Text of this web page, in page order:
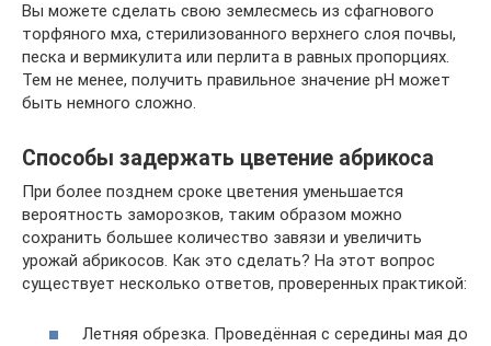
Вы можете сделать свою землесмесь из сфагнового
торфяного мха, стерилизованного верхнего слоя почвы,
песка и вермикулита или перлита в равных пропорциях.
Тем не менее, получить правильное значение pH может
быть немного сложно.
Способы задержать цветение абрикоса
При более позднем сроке цветения уменьшается
вероятность заморозков, таким образом можно
сохранить большее количество завязи и увеличить
урожай абрикосов. Как это сделать? На этот вопрос
существует несколько ответов, проверенных практикой:
Летняя обрезка. Проведённая с середины мая до